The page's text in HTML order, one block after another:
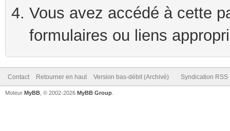
Vous avez accédé à cette
formulaires ou liens
Contact Retourner en haut Version bas-débit (Archivé) Syndication RSS
Moteur MyBB , © 2002-2026 MyBB Group